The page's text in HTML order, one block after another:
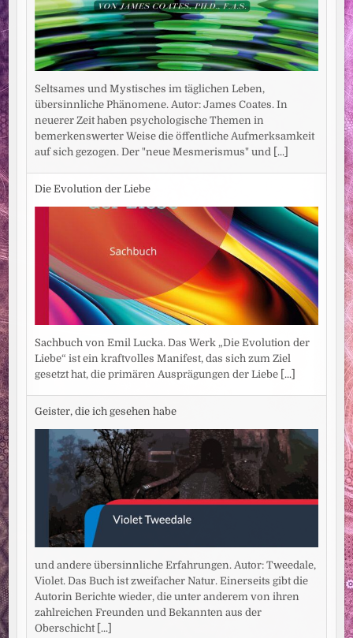
Seltsames und Mystisches im täglichen Leben,
übersinnliche Phänomene. Autor: James Coates. In
neuerer Zeit haben psychologische Themen in
bemerkenswerter Weise die öffentliche Aufmerksamkeit
auf sich gezogen. Der "neue Mesmerismus" und
[...]
Die Evolution der Liebe
Sachbuch von Emil Lucka. Das Werk „Die Evolution der
Liebe“ ist ein kraftvolles Manifest, das sich zum Ziel
gesetzt hat, die primären Ausprägungen der Liebe [...]
Geister, die ich gesehen habe
und andere übersinnliche Erfahrungen. Autor: Tweedale,
Violet. Das Buch ist zweifacher Natur. Einerseits gibt die
Autorin Berichte wieder, die unter anderem von ihren
zahlreichen Freunden und Bekannten aus der
Oberschicht [...]